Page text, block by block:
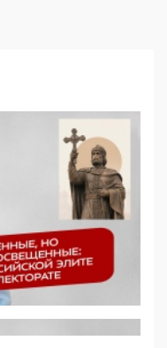
но
определять
намерено
право
объекты от
с